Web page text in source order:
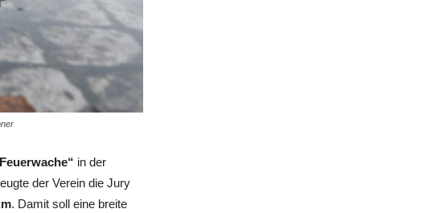
in der
der Verein die Jury
. Damit soll eine breite